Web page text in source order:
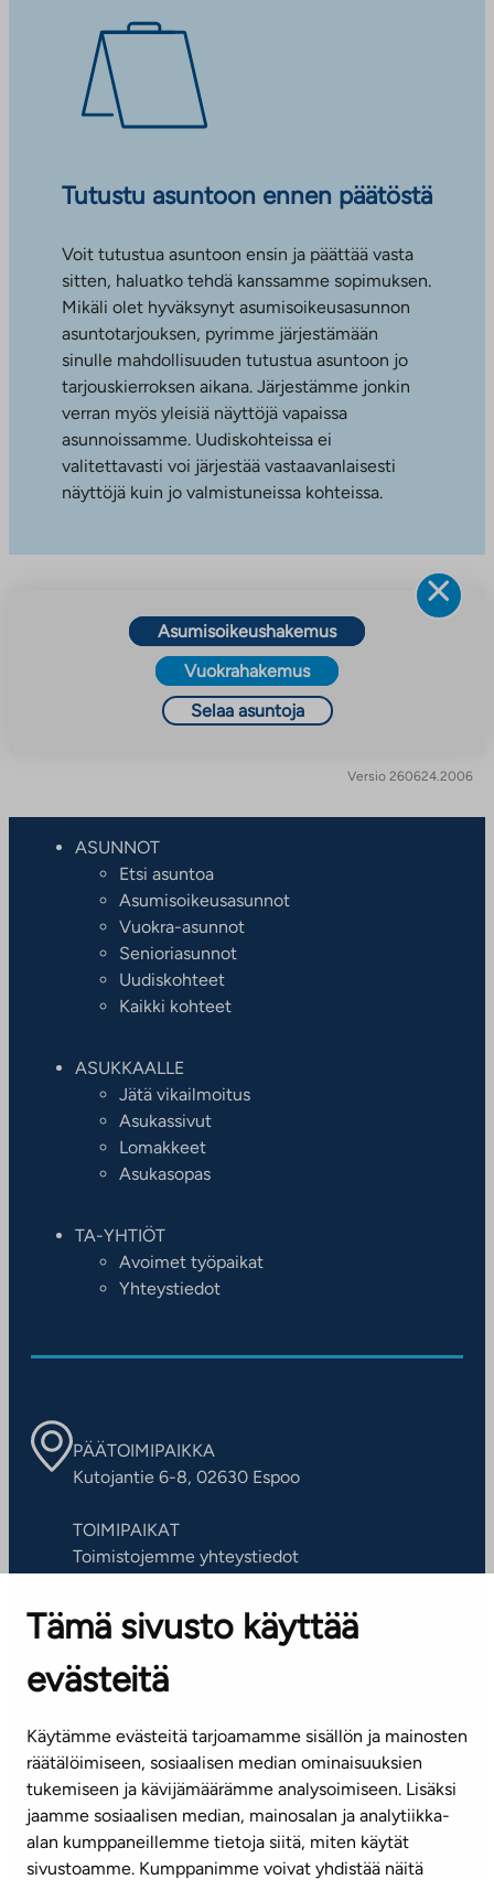
Tämä sivusto käyttää
evästeitä
Käytämme evästeitä tarjoamamme sisällön ja mainosten
räätälöimiseen, sosiaalisen median ominaisuuksien
tukemiseen ja kävijämäärämme analysoimiseen. Lisäksi
jaamme sosiaalisen median, mainosalan ja analytiikka-
alan kumppaneillemme tietoja siitä, miten käytät
sivustoamme. Kumppanimme voivat yhdistää näitä
Tutustu asuntoon ennen päätöstä
Voit tutustua asuntoon ensin ja päättää vasta
sitten, haluatko tehdä kanssamme sopimuksen.
Mikäli olet hyväksynyt asumisoikeusasunnon
asuntotarjouksen, pyrimme järjestämään
sinulle mahdollisuuden tutustua asuntoon jo
tarjouskierroksen aikana. Järjestämme jonkin
verran myös yleisiä näyttöjä vapaissa
asunnoissamme. Uudiskohteissa ei
valitettavasti voi järjestää vastaavanlaisesti
näyttöjä kuin jo valmistuneissa kohteissa.
Asumisoikeushakemus
Vuokrahakemus
Selaa asuntoja
Versio 260624.2006
ASUNNOT
Etsi asuntoa
Asumisoikeusasunnot
Vuokra-asunnot
Senioriasunnot
Uudiskohteet
Kaikki kohteet
ASUKKAALLE
Jätä vikailmoitus
Asukassivut
Lomakkeet
Asukasopas
TA-YHTIÖT
Avoimet työpaikat
Yhteystiedot
PÄÄTOIMIPAIKKA
Kutojantie 6-8, 02630 Espoo
TOIMIPAIKAT
Toimistojemme yhteystiedot
ASIAKASPALVELUKESKUS
Puh. 045 7734 3777
(arkisin klo 8-16)
info@ta.fi
Tilaa uutiskirje